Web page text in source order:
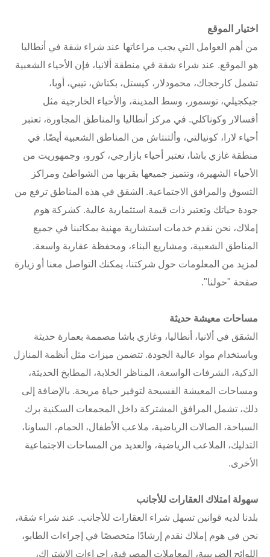
اختيار الموقع
من أهم العوامل التي يجب مراعاتها عند شراء شقة في أنطاليا
هو الموقع. عند شراء شقة في منطقة ألانيا، فإن الأحياء الشعبية
تشمل كارججاك، محمودلار، كيستل، بكتاش، تيبي، أوبا،
جيكجيلي، توسمور، وسط المدينة، والأحياء الخارجية مثل
أفسالار وكوناكلي. في مركز أنطاليا والمناطق المجاورة، تعتبر
أحياء لارا، كونيالتي، وألتنتاش من المناطق الشعبية أيضًا. في
منطقة غازي باشا، تعتبر أحياء بازارجي، كورو، وجمهوريت من
الأحياء الشهيرة، وتتميز جميعها بقربها من الشواطئ ومراكز
التسوق والمرافق الاجتماعية. الشقق في هذه المناطق ترفع من
جودة حياتك وتعتبر ذات قيمة استثمارية عالية. كشركة هوم
إملاك، نحن نقدم خدمات استشارية مهنية بمكاتبنا في جميع
المناطق الشعبية، ومشاريع البناء، ومحفظة عقارية واسعة.
لمزيد من المعلومات حول شركتنا، يمكنك التواصل معنا أو زيارة
صفحة "حولنا".
مساحات معيشة حديثة
الشقق في ألانيا، أنطاليا، وغازي باشا مصممة بعمارة حديثة
وباستخدام مواد عالية الجودة. تتضمن ميزات مثل أنظمة المنازل
الذكية، الشرفات الواسعة، المناظر الخلابة، المطابخ الحديثة،
ومساحات المعيشة الفسيحة لتوفير حياة مريحة. بالإضافة إلى
ذلك، تشمل المرافق المشتركة داخل المجمعات السكنية برك
السباحة، الصالات الرياضية، ملاعب الأطفال، الحمام، الساونا،
التدليك، الملاعب الرياضية، والعديد من المساحات الاجتماعية
الأخرى.
سهولة امتلاك العقارات للأجانب
بلدنا لديه قوانين تسهل شراء العقارات للأجانب. عند شراء شقة،
نحن في هوم إملاك نقدم إرشادًا متخصصًا في إجراءات الطابو،
اللوائح الضريبية، المعاملات المصرفية، إجراءات الاشتراك،